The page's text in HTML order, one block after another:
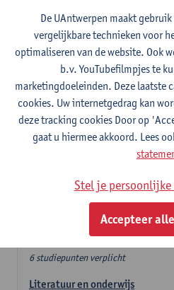
- Optie A : je kiest twee
- Optie B: je kiest één vakdidactiek
In de domeincomponent neem je
- 1 verplicht algemeen
- 24 of 30 studiepunten
studiepunten per deeldomein,
- 24 of 30 studiepunten theater-
Verplicht algemeen
Deze 6 verplichte studiepunten
domeincomponent van een van
Verplicht algemeen
6 studiepunten verplicht
Literatuur en onderwijs
De UAntwerpen maakt
vergelijkbare technieken voor
optimaliseren van de website. Ook
b.v. YouTubefilmpjes te
marketingdoeleinden. Deze laatste
cookies. Uw internetgedrag kan
deze tracking cookies Door op
gaat u hiermee akkoord. Lees
Stel je
Accepteer